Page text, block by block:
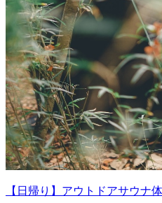
【日帰り】アウトドアサウナ